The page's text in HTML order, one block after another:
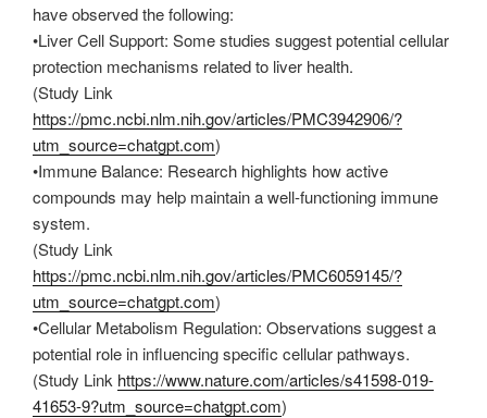
have observed the following:
•Liver Cell Support: Some studies suggest potential cellular
protection mechanisms related to liver health.
(Study Link
https://pmc.ncbi.nlm.nih.gov/articles/PMC3942906/?
utm_source=chatgpt.com)
•Immune Balance: Research highlights how active
compounds may help maintain a well-functioning immune
system.
(Study Link
https://pmc.ncbi.nlm.nih.gov/articles/PMC6059145/?
utm_source=chatgpt.com)
•Cellular Metabolism Regulation: Observations suggest a
potential role in influencing specific cellular pathways.
(Study Link https://www.nature.com/articles/s41598-019-
41653-9?utm_source=chatgpt.com)